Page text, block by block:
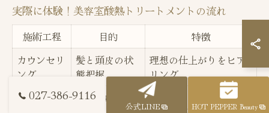
実際に体験！美容室酸熱トリートメントの流れ
施術工程 目的
特徴
カウンセリ
ング
髪と頭皮の状
態把握
理想の仕上がりをヒア
リング
薬剤選定・
最適な施術選
ダメージや髪質に合わ
027-386-9116
公式LINE HOT PEPPER Beauty